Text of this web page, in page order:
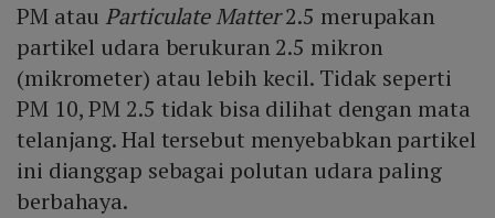
PM atau Particulate Matter2.5 merupakan
partikel udara berukuran 2.5 mikron
(mikrometer) atau lebih kecil. Tidak seperti
PM 10, PM 2.5 tidak bisa dilihat dengan mata
telanjang. Hal tersebut menyebabkan partikel
ini dianggap sebagai polutan udara paling
berbahaya.